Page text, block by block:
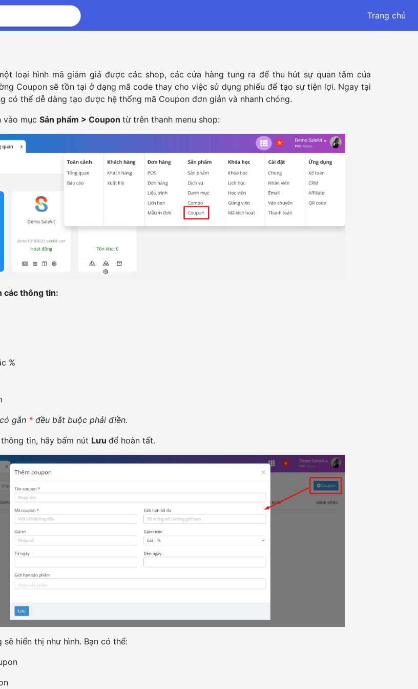
Trang chủ
loại hình mã giảm giá được các shop, các cửa hàng tung ra để thu hút sự quan tâm của
Coupon sẽ tồn tại ở dạng mã code thay cho việc sử dụng phiếu để tạo sự tiện lợi. Ngay tại
có thể dễ dàng tạo được hệ thống mã Coupon đơn giản và nhanh chóng.
vào mục Sản phẩm > Coupon từ trên thanh menu shop:
các thông tin:
%
gắn * đều bắt buộc phải điền.
tin, hãy bấm nút Lưu để hoàn tất.
hiển thị như hình. Bạn có thể: